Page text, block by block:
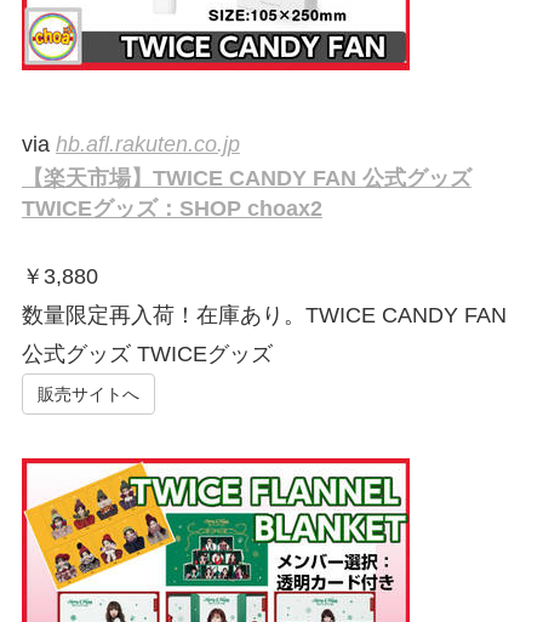
via hb.afl.rakuten.co.jp
【楽天市場】TWICE CANDY FAN 公式グッズ
TWICEグッズ：SHOP choax2
￥ 3,880
数量限定再入荷！在庫あり。TWICE CANDY FAN
公式グッズ TWICEグッズ
販売サイトへ